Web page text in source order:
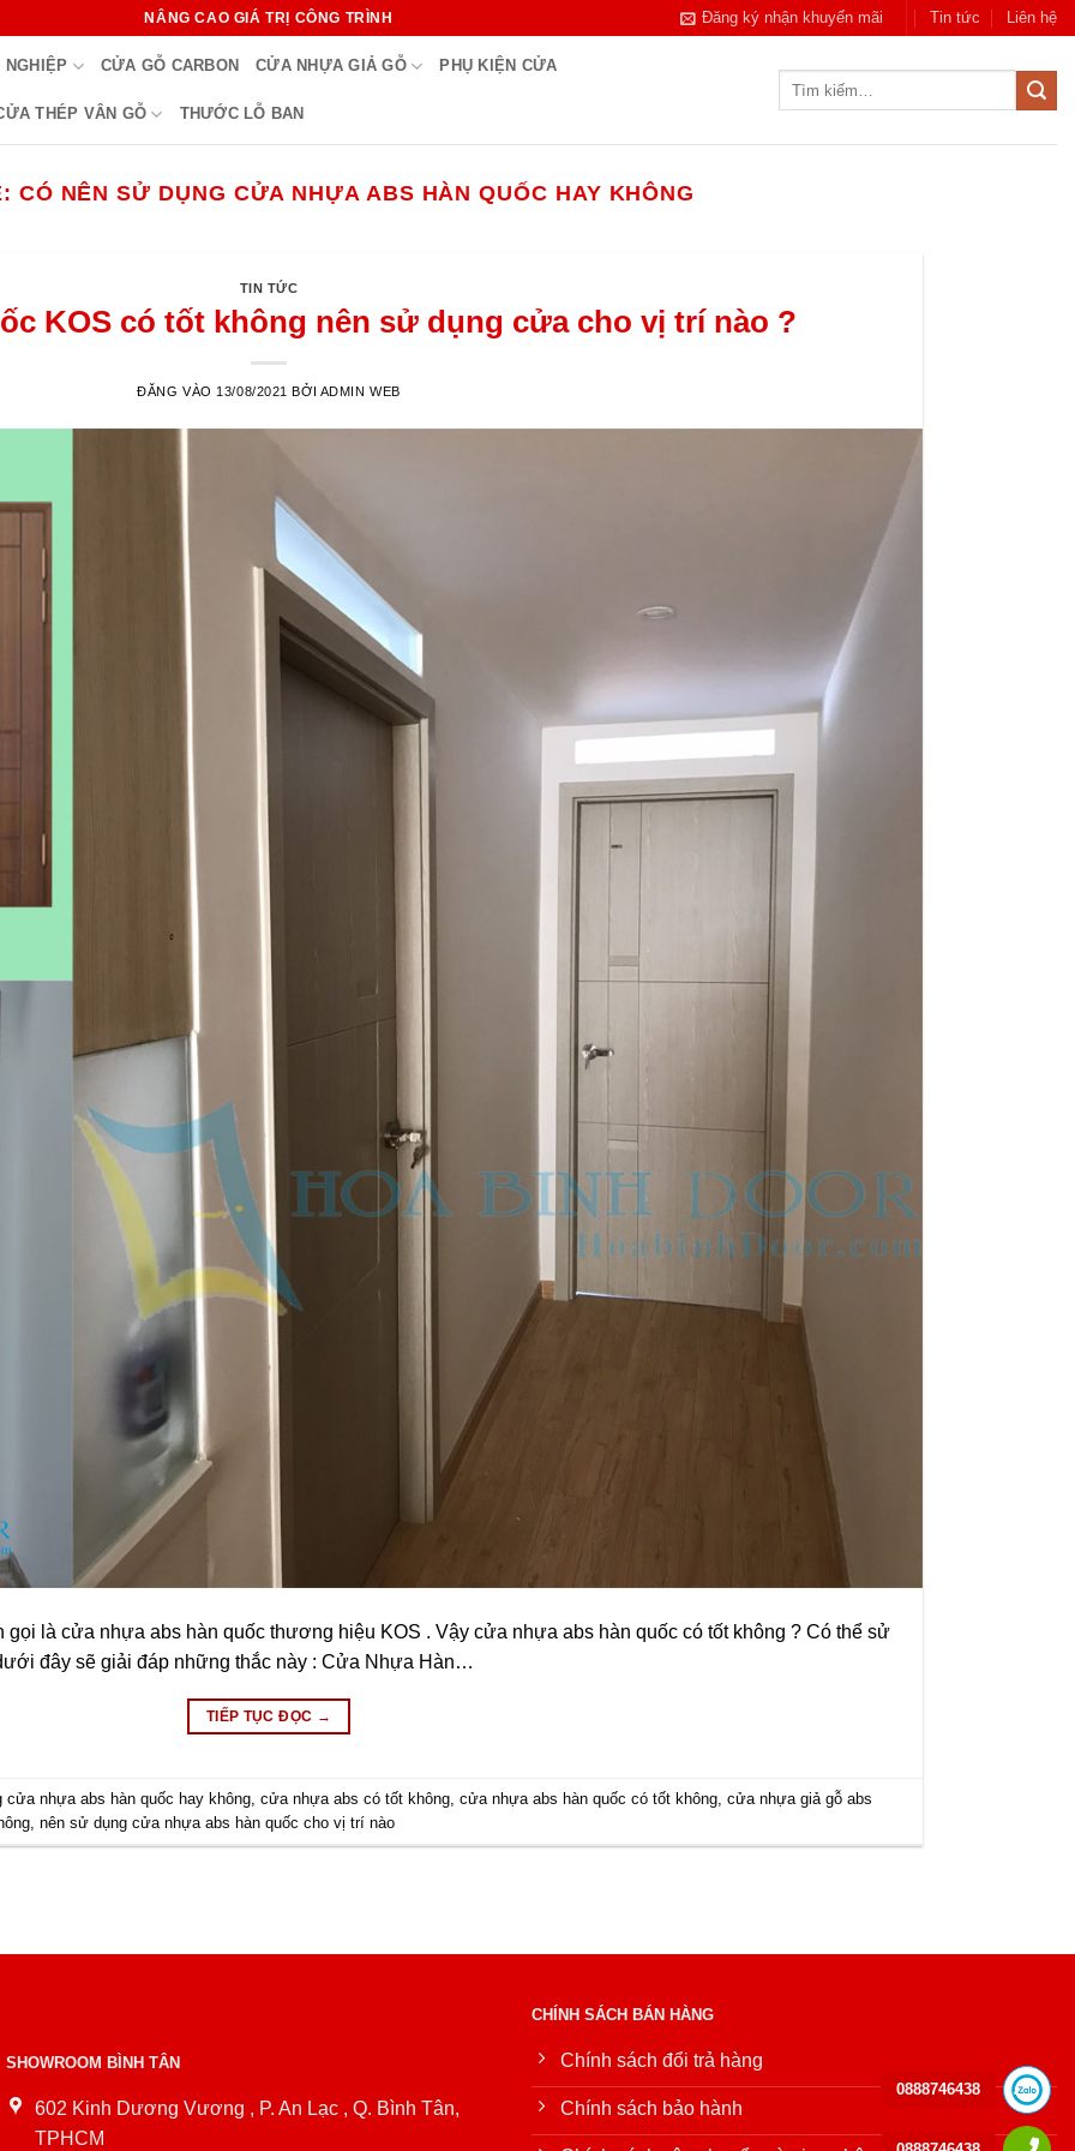
NÂNG CAO GIÁ TRỊ CÔNG TRÌNH Đăng ký nhận khuyến mãi Tin tức Liên hệ
NGHIỆP CỬA GỖ CARBON CỬA NHỰA GIẢ GỖ PHỤ KIỆN CỬA
THÉP VÂN GỖ THƯỚC LỖ BAN
CÓ NÊN SỬ DỤNG CỬA NHỰA ABS HÀN QUỐC HAY KHÔNG
TIN TỨC
KOS có tốt không nên sử dụng cửa cho vị trí nào ?
ĐĂNG VÀO 13/08/2021 BỞI ADMIN WEB
là cửa nhựa abs hàn quốc thương hiệu KOS . Vậy cửa nhựa abs hàn quốc có tốt không ? Có thể sử
đây sẽ giải đáp những thắc này : Cửa Nhựa Hàn…
TIẾP TỤC ĐỌC →
cửa nhựa abs hàn quốc hay không ,cửa nhựa abs có tốt không ,cửa nhựa abs hàn quốc có tốt không ,cửa nhựa giả gỗ abs
,nên sử dụng cửa nhựa abs hàn quốc cho vị trí nào
SHOWROOM BÌNH TÂN
602 Kinh Dương Vương , P. An Lạc , Q. Bình Tân,
TPHCM
CHÍNH SÁCH BÁN HÀNG
Chính sách đổi trả hàng
Chính sách bảo hành
0888746438